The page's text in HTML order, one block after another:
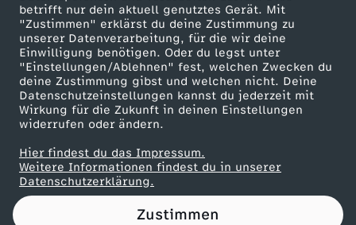
betrifft nur dein aktuell genutztes Gerät. Mit
"Zustimmen" erklärst du deine Zustimmung zu
unserer Datenverarbeitung, für die wir deine
Einwilligung benötigen. Oder du legst unter
"Einstellungen/Ablehnen" fest, welchen Zwecken du
deine Zustimmung gibst und welchen nicht. Deine
Datenschutzeinstellungen kannst du jederzeit mit
Wirkung für die Zukunft in deinen Einstellungen
widerrufen oder ändern.
Hier findest du das Impressum.
Weitere Informationen findest du in unserer
Datenschutzerklärung.
Zustimmen
h
t
i
g
k
Werbefernsehen
Mainzelmännchen
Partner